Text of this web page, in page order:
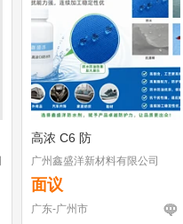
高浓 C6 防
广州鑫盛洋新材料有限公司
面议
广东-广州市